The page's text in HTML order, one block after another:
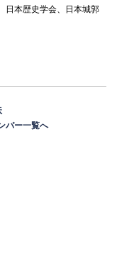
日本歴史学会、日本城郭
バー一覧へ